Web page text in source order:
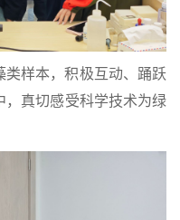
类样本，积极互动、踊跃
，真切感受科学技术为绿